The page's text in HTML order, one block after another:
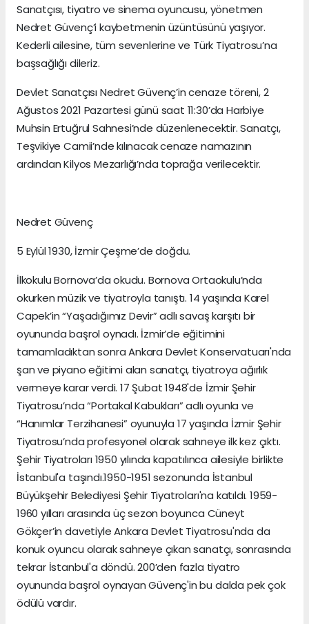
Sanatçısı, tiyatro ve sinema oyuncusu, yönetmen
Nedret Güvenç’i kaybetmenin üzüntüsünü yaşıyor.
Kederli ailesine, tüm sevenlerine ve Türk Tiyatrosu’na
başsağlığı dileriz.
Devlet Sanatçısı Nedret Güvenç’in cenaze töreni, 2
Ağustos 2021 Pazartesi günü saat 11:30’da Harbiye
Muhsin Ertuğrul Sahnesi’nde düzenlenecektir. Sanatçı,
Teşvikiye Camii’nde kılınacak cenaze namazının
ardından Kilyos Mezarlığı’nda toprağa verilecektir.
Nedret Güvenç
5 Eylül 1930, İzmir Çeşme’de doğdu.
İlkokulu Bornova’da okudu. Bornova Ortaokulu’nda
okurken müzik ve tiyatroyla tanıştı. 14 yaşında Karel
Capek’in “Yaşadığımız Devir” adlı savaş karşıtı bir
oyununda başrol oynadı. İzmir’de eğitimini
tamamladıktan sonra Ankara Devlet Konservatuarı'nda
şan ve piyano eğitimi alan sanatçı, tiyatroya ağırlık
vermeye karar verdi. 17 Şubat 1948'de İzmir Şehir
Tiyatrosu’nda “Portakal Kabukları” adlı oyunla ve
“Hanımlar Terzihanesi” oyunuyla 17 yaşında İzmir Şehir
Tiyatrosu’nda profesyonel olarak sahneye ilk kez çıktı.
Şehir Tiyatroları 1950 yılında kapatılınca ailesiyle birlikte
İstanbul'a taşındı.1950-1951 sezonunda İstanbul
Büyükşehir Belediyesi Şehir Tiyatroları'na katıldı. 1959-
1960 yılları arasında üç sezon boyunca Cüneyt
Gökçer’in davetiyle Ankara Devlet Tiyatrosu'nda da
konuk oyuncu olarak sahneye çıkan sanatçı, sonrasında
tekrar İstanbul'a döndü. 200’den fazla tiyatro
oyununda başrol oynayan Güvenç'in bu dalda pek çok
ödülü vardır.